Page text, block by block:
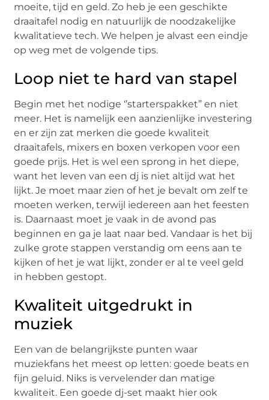
moeite, tijd en geld. Zo heb je een geschikte
draaitafel nodig en natuurlijk de noodzakelijke
kwalitatieve tech. We helpen je alvast een eindje
op weg met de volgende tips.
Loop niet te hard van stapel
Begin met het nodige ‘’starterspakket’’ en niet
meer. Het is namelijk een aanzienlijke investering
en er zijn zat merken die goede kwaliteit
draaitafels, mixers en boxen verkopen voor een
goede prijs. Het is wel een sprong in het diepe,
want het leven van een dj is niet altijd wat het
lijkt. Je moet maar zien of het je bevalt om zelf te
moeten werken, terwijl iedereen aan het feesten
is. Daarnaast moet je vaak in de avond pas
beginnen en ga je laat naar bed. Vandaar is het bij
zulke grote stappen verstandig om eens aan te
kijken of het je wat lijkt, zonder er al te veel geld
in hebben gestopt.
Kwaliteit uitgedrukt in
muziek
Een van de belangrijkste punten waar
muziekfans het meest op letten: goede beats en
fijn geluid. Niks is vervelender dan matige
kwaliteit. Een goede dj-set maakt hier ook